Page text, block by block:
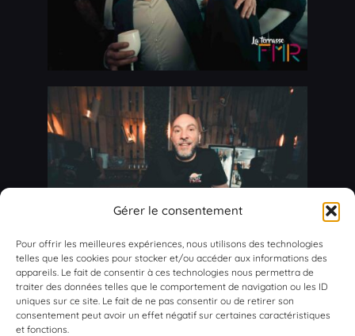
Gérer le consentement
Pour offrir les meilleures expériences, nous utilisons des technologies
telles que les cookies pour stocker et/ou accéder aux informations des
appareils. Le fait de consentir à ces technologies nous permettra de
traiter des données telles que le comportement de navigation ou les ID
uniques sur ce site. Le fait de ne pas consentir ou de retirer son
consentement peut avoir un effet négatif sur certaines caractéristiques
et fonctions.